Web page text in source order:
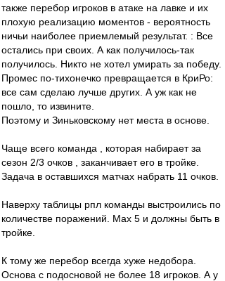
также перебор игроков в атаке на лавке и их
плохую реализацию моментов - вероятность
ничьи наиболее приемлемый результат. : Все
остались при своих. А как получилось-так
получилось. Никто не хотел умирать за победу.
Промес по-тихонечко превращается в КриРо:
все сам сделаю лучше других. А уж как не
пошло, то извините.
Поэтому и Зиньковскому нет места в основе.
Чаще всего команда , которая набирает за
сезон 2/3 очков , заканчивает его в тройке.
Задача в оставшихся матчах набрать 11 очков.
Наверху таблицы рпл команды выстроились по
количестве поражений. Мах 5 и должны быть в
тройке.
К тому же перебор всегда хуже недобора.
Основа с подосновой не более 18 игроков. А у